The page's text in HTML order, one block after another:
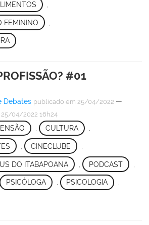
FEMININO
#01
Debates publicado em 25/04/2022 —
04/2022 16h24
CULTURA
CINECLUBE
DO ITABAPOANA PODCAST
PSICÓLOGA , PSICOLOGIA ,